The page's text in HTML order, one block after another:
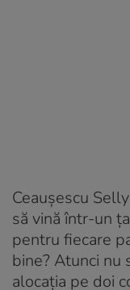
Ceaușescu
să vină într-un
pentru fiecare
bine? Atunci nu
alocația pe doi